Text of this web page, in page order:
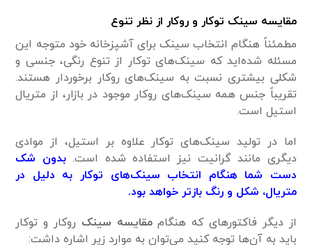
مقایسه سینک توکار و روکار از نظر تنوع
مطمئناً هنگام انتخاب سینک برای آشپزخانه خود متوجه این
مسئله شده‌اید که سینک‌های توکار از تنوع رنگی، جنسی و
شکلی بیشتری نسبت به سینک‌های روکار برخوردار هستند.
تقریباً جنس همه سینک‌های روکار موجود در بازار، از متریال
استیل است.
اما در تولید سینک‌های توکار علاوه بر استیل، از موادی
دیگری مانند گرانیت نیز استفاده شده است.بدون شک
دست شما هنگام انتخاب سینک‌های توکار به دلیل در
متریال، شکل و رنگ باز‌تر خواهد بود.
از دیگر فاکتور‌های که هنگاممقایسه سینک روکار و توکار
باید به آن‌ها توجه کنید می‌توان به موارد زیر اشاره داشت: